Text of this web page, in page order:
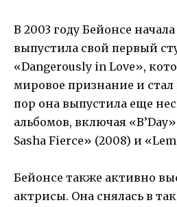
В 2003 году Бейонсе
выпустила свой первый
«Dangerously in Love»,
мировое признание и
пор она выпустила еще
альбомов, включая
Sasha Fierce» (2008) и
Бейонсе также активно
актрисы. Она снялась в